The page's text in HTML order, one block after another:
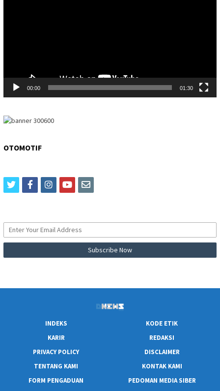
00:00 01:30
OTOMOTIF
twitterfacebookinstagram
youtubeemail
INDEKS
KODE ETIK
KARIR
REDAKSI
PRIVACY POLICY
DISCLAIMER
TENTANG KAMI
KONTAK KAMI
FORM PENGADUAN
PEDOMAN MEDIA SIBER